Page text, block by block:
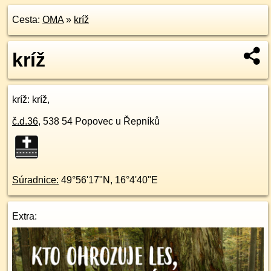
Cesta: OMA» kríž
kríž
kríž: kríž,
č.d.36, 538 54 Popovec u Řepníků
Súradnice: 49°56'17"N , 16°4'40"E
Extra: